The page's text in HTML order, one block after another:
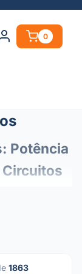
0
Potência
Circuitos
energia e
1863